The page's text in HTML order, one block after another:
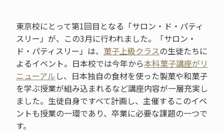
東京校にとって第1回目となる「サロン・ド・パティ
スリー」が、この3月に行われました。「サロン・
ド・パティスリー」は、 菓子上級クラスの生徒たちに
よるイベント。日本校では今年から本科菓子講座がリ
ニューアルし、日本独自の食材を使った製菓や和菓子
を学ぶ授業が組み込まれるなど講座内容が一層充実し
ました。生徒自身ですべて計画し、主催するこのイベ
ントも授業の一環であり、卒業に必要な課題の一つで
す。